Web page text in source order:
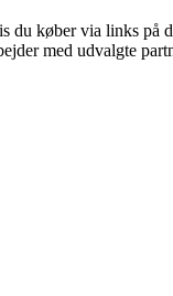
du køber via links på
med udvalgte